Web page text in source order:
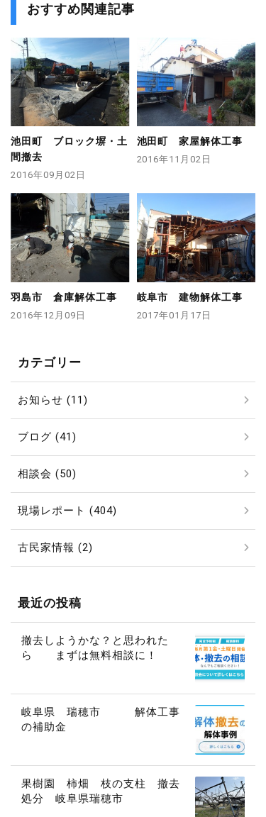
おすすめ関連記事
池田町 ブロック塀・土
間撤去
2016年09月02日
池田町 家屋解体工事
2016年11月02日
羽島市 倉庫解体工事
2016年12月09日
岐阜市 建物解体工事
2017年01月17日
カテゴリー
お知らせ (11)
ブログ (41)
相談会 (50)
現場レポート (404)
古民家情報 (2)
最近の投稿
撤去しようかな？と思われた
ら まずは無料相談に！
岐阜県 瑞穂市 解体工事
の補助金
果樹園 柿畑 枝の支柱 撤去
処分 岐阜県瑞穂市